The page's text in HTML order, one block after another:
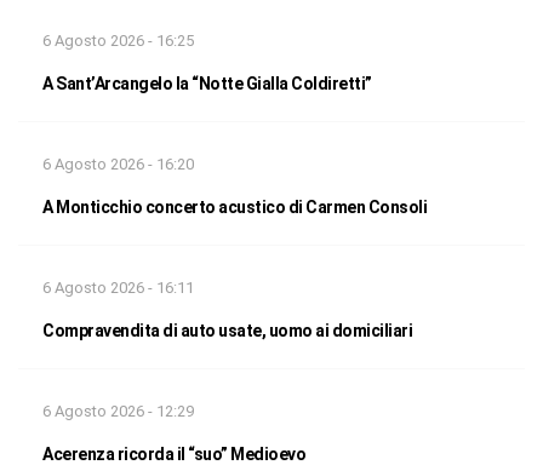
6 Agosto 2026 - 16:25
A Sant’Arcangelo la “Notte Gialla Coldiretti”
6 Agosto 2026 - 16:20
A Monticchio concerto acustico di Carmen Consoli
6 Agosto 2026 - 16:11
Compravendita di auto usate, uomo ai domiciliari
6 Agosto 2026 - 12:29
Acerenza ricorda il “suo” Medioevo